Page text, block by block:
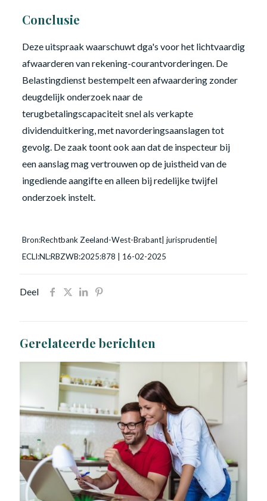
Conclusie
Deze uitspraak waarschuwt dga's voor het lichtvaardig
afwaarderen van rekening-courantvorderingen. De
Belastingdienst bestempelt een afwaardering zonder
deugdelijk onderzoek naar de
terugbetalingscapaciteit snel als verkapte
dividenduitkering, met navorderingsaanslagen tot
gevolg. De zaak toont ook aan dat de inspecteur bij
een aanslag mag vertrouwen op de juistheid van de
ingediende aangifte en alleen bij redelijke twijfel
onderzoek instelt.
Bron:Rechtbank Zeeland-West-Brabant| jurisprudentie|
ECLI:NL:RBZWB:2025:878 | 16-02-2025
Deel
Gerelateerde berichten